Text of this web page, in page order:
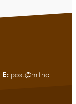
E: post@mif.no